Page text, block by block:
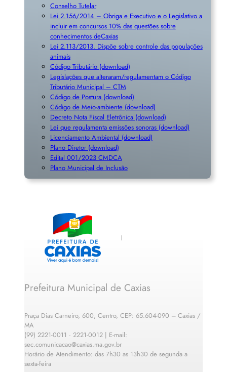
Conselho Tutelar
Lei 2.156/2014 – Obriga e Executivo e o Legislativo a
incluir em concursos 10% das questões sobre
conhecimentos deCaxias
Lei 2.113/2013. Dispõe sobre controle das populações
animais
Código Tributário (download)
Legislações que alteraram/regulamentam o Código
Tributário Municipal – CTM
Código de Postura (download)
Código de Meio-ambiente (download)
Decreto Nota Fiscal Eletrônica (download)
Lei que regulamenta emissões sonoras (download)
Licenciamento Ambiental (download)
Plano Diretor (download)
Edital 001/2023 CMDCA
Plano Municipal de Inclusão
Prefeitura Municipal de Caxias
Praça Dias Carneiro, 600, Centro, CEP: 65.604-090 – Caxias /
MA
(99) 2221-0011 · 2221-0012 | E-mail:
sec.comunicacao@caxias.ma.gov.br
Horário de Atendimento: das 7h30 as 13h30 de segunda a
sexta-feira